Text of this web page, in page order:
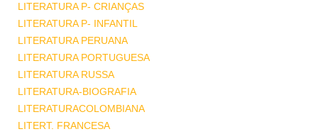
LITERATURA P- CRIANÇAS
LITERATURA P- INFANTIL
LITERATURA PERUANA
LITERATURA PORTUGUESA
LITERATURA RUSSA
LITERATURA-BIOGRAFIA
LITERATURACOLOMBIANA
LITERT. FRANCESA